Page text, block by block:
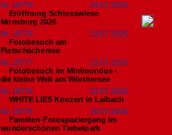
Nr. 18779
24.07.2026
Eröffnung Schlosswiese
Moosburg 2026
Nr. 18778
23.07.2026
Fotobesuch am
Flatschachersee
Nr. 18777
23.07.2026
Fotobesuch im Minimundus -
die kleine Welt am Wörthersee
Nr. 18776
22.07.2026
WHITE LIES Konzert in Laibach
Nr. 18775
20.07.2026
Familien-Fotospaziergang im
wunderschönen Tiebelpark